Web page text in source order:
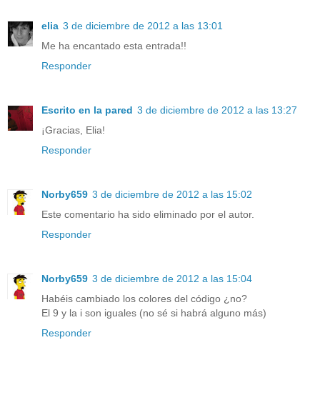
elia 3 de diciembre de 2012 a las 13:01
Me ha encantado esta entrada!!
Responder
Escrito en la pared 3 de diciembre de 2012 a las 13:27
¡Gracias, Elia!
Responder
Norby659 3 de diciembre de 2012 a las 15:02
Este comentario ha sido eliminado por el autor.
Responder
Norby659 3 de diciembre de 2012 a las 15:04
Habéis cambiado los colores del código ¿no?
El 9 y la i son iguales (no sé si habrá alguno más)
Responder